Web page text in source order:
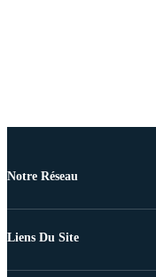
Notre Réseau
Liens Du Site